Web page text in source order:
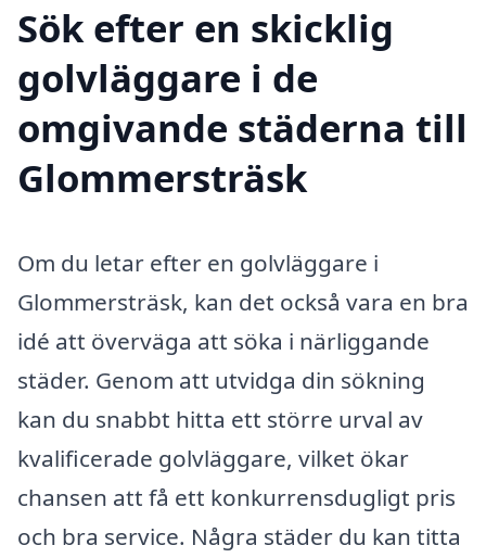
Sök efter en skicklig
golvläggare i de
omgivande städerna till
Glommersträsk
Om du letar efter en golvläggare i
Glommersträsk, kan det också vara en bra
idé att överväga att söka i närliggande
städer. Genom att utvidga din sökning
kan du snabbt hitta ett större urval av
kvalificerade golvläggare, vilket ökar
chansen att få ett konkurrens­dugligt pris
och bra service. Några städer du kan titta